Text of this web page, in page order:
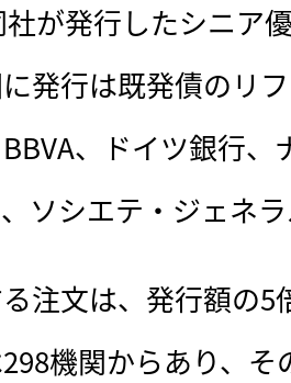
が発行したシニア
発行は既発債のリ
、ドイツ銀行
ソシエテ・ジェネ
注文は、発行額の5
機関からあり、そ